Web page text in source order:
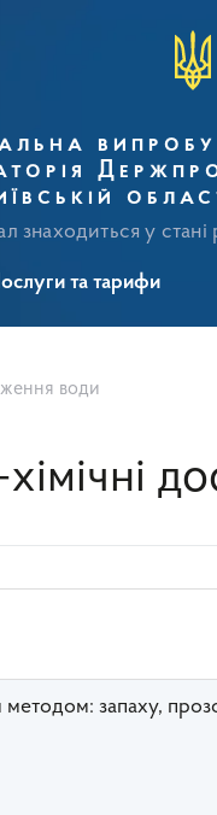
знаходиться у
та тарифи
води
запаху,